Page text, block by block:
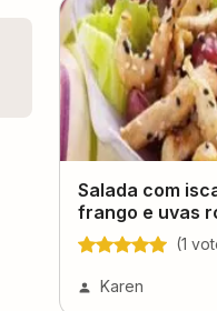
Salada com
frango e uvas
(1
Karen